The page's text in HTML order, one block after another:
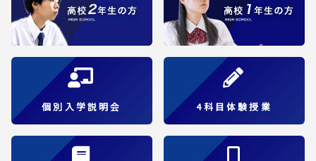
個別入学説明会 4科目体験授業